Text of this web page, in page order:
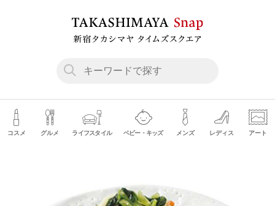
コスメ グルメ ライフスタイル ベビー・キッズ メンズ レディス アート